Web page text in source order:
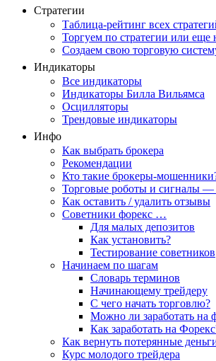
Стратегии
Таблица-рейтинг всех
Торгуем по стратегии или еще
Создаем свою торговую
Индикаторы
Все индикаторы
Индикаторы Билла Вильямса
Осцилляторы
Трендовые индикаторы
Инфо
Как выбрать брокера
Рекомендации
Кто такие брокеры-
Торговые роботы и сигналы —
Как оставить / удалить отзывы
Советники форекс …
Для малых депозитов
Как установить?
Тестирование советников
Начинаем по шагам
Словарь терминов
Начинающему трейдеру
С чего начать торговлю?
Можно ли заработать на
Как заработать на
Как вернуть потерянные
Курс молодого трейдера